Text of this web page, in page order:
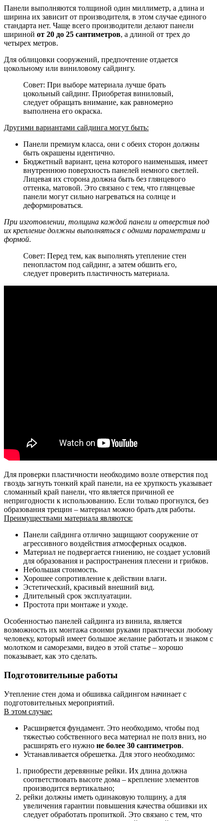
Панели выполняются толщиной один миллиметр, а длина и
ширина их зависит от производителя, в этом случае единого
стандарта нет. Чаще всего производители делают панели
шириной от 20 до 25 сантиметров, а длиной от трех до
четырех метров.
Для облицовки сооружений, предпочтение отдается
цокольному или виниловому сайдингу.
Совет: При выборе материала лучше брать
цокольный сайдинг. Приобретая виниловый,
следует обращать внимание, как равномерно
выполнена его окраска.
Другими вариантами сайдинга могут быть:
Панели премиум класса, они с обеих сторон должны
быть окрашены идентично.
Бюджетный вариант, цена которого наименьшая, имеет
внутреннюю поверхность панелей немного светлей.
Лицевая их сторона должна быть без глянцевого
оттенка, матовой. Это связано с тем, что глянцевые
панели могут сильно нагреваться на солнце и
деформироваться.
При изготовлении, толщина каждой панели и отверстия под
их крепление должны выполняться с одними параметрами и
формой.
Совет: Перед тем, как выполнять утепление стен
пенопластом под сайдинг, а затем обшить его,
следует проверить пластичность материала.
Для проверки пластичности необходимо возле отверстия под
гвоздь загнуть тонкий край панели, на ее хрупкость указывает
сломанный край панели, что является причиной ее
непригодности к использованию. Если только прогнулся, без
образования трещин – материал можно брать для работы.
Преимуществами материала являются:
Панели сайдинга отлично защищают сооружение от
агрессивного воздействия атмосферных осадков.
Материал не подвергается гниению, не создает условий
для образования и распространения плесени и грибков.
Небольшая стоимость.
Хорошее сопротивление к действии влаги.
Эстетический, красивый внешний вид.
Длительный срок эксплуатации.
Простота при монтаже и уходе.
Особенностью панелей сайдинга из винила, является
возможность их монтажа своими руками практически любому
человеку, который имеет большое желание работать и знаком с
молотком и саморезами, видео в этой статье – хорошо
показывает, как это сделать.
Подготовительные работы
Утепление стен дома и обшивка сайдингом начинает с
подготовительных мероприятий.
В этом случае:
Расширяется фундамент. Это необходимо, чтобы под
тяжестью собственного веса материал не полз вниз, но
расширять его нужно не более 30 сантиметров.
Устанавливается обрешетка. Для этого необходимо:
приобрести деревянные рейки. Их длина должна
соответствовать высоте дома – крепление элементов
производится вертикально;
рейки должны иметь одинаковую толщину, а для
увеличения гарантии повышения качества обшивки их
следует обработать пропиткой. Это связано с тем, что